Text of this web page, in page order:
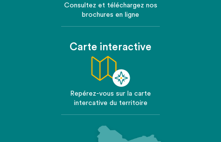
Consultez et téléchargez nos
brochures en ligne
Carte interactive
Repérez-vous sur la carte
intercative du territoire